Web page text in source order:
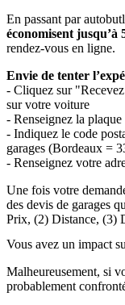
En passant par
économisent jusqu’à
rendez-vous en ligne.
Envie de tenter
- Cliquez sur
sur votre voiture
- Renseignez la
- Indiquez le code
garages (Bordeaux =
- Renseignez votre
Une fois votre
des devis de garages
Prix, (2) Distance, (3)
Vous avez un impact
Malheureusement, si
probablement